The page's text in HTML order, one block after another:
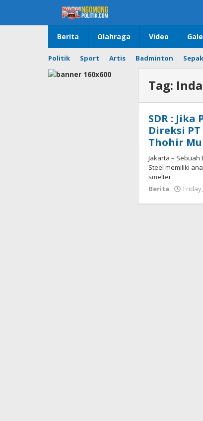
content
Berita Olahraga Video
Politik Sport Artis Badminton
Tag:
SDR : Jika
Direksi
Thohir
Jakarta – Sebuah
Steel memiliki
smelter
Berita